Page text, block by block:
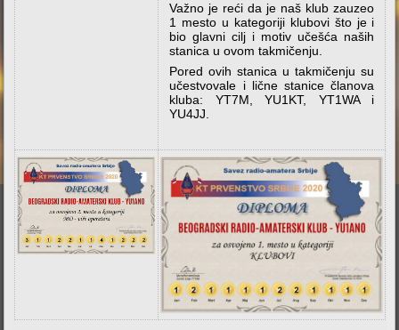
Važno je reći da je naš klub zauzeo
1 mesto u kategoriji klubovi što je i
bio glavni cilj i motiv učešća naših
stanica u ovom takmičenju.
Pored ovih stanica u takmičenju su
učestvovale i lične stanice članova
kluba: YT7M, YU1KT, YT1WA i
YU4JJ.